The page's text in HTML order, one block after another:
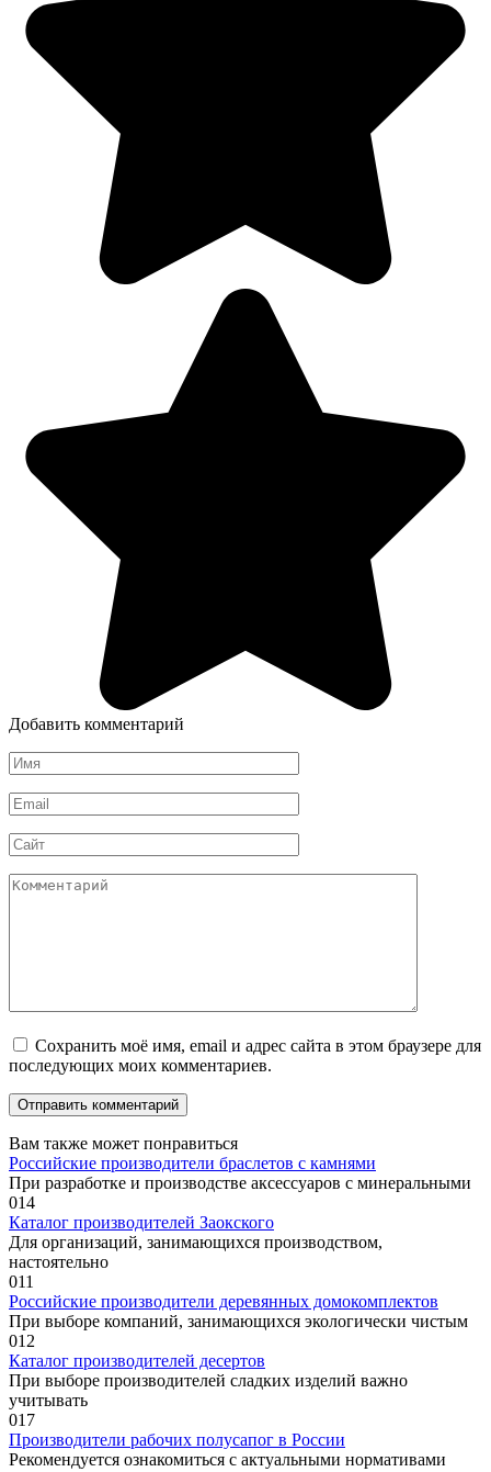
Добавить комментарий
Имя
*
Email
*
Сайт
Комментарий
Сохранить моё имя, email и адрес сайта в этом браузере для
последующих моих комментариев.
Вам также может понравиться
Российские производители браслетов с камнями
При разработке и производстве аксессуаров с минеральными
014
Каталог производителей Заокского
Для организаций, занимающихся производством,
настоятельно
011
Российские производители деревянных домокомплектов
При выборе компаний, занимающихся экологически чистым
012
Каталог производителей десертов
При выборе производителей сладких изделий важно
учитывать
017
Производители рабочих полусапог в России
Рекомендуется ознакомиться с актуальными нормативами